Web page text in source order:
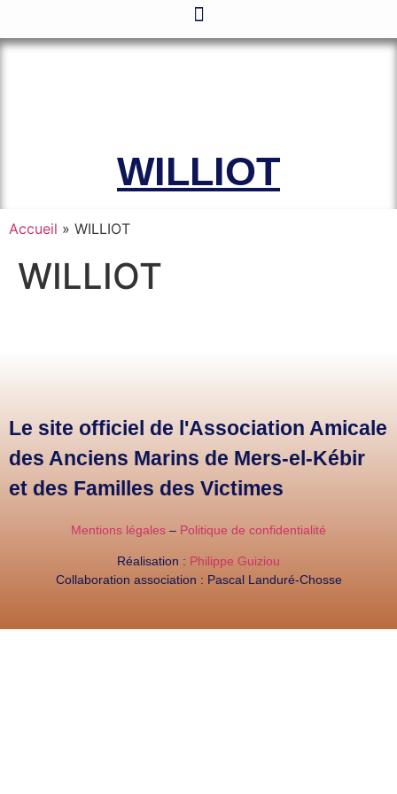
WILLIOT
Accueil » WILLIOT
WILLIOT
Le site officiel de l'Association Amicale
des Anciens Marins de Mers-el-Kébir
et des Familles des Victimes
Mentions légales – Politique de confidentialité
Réalisation : Philippe Guiziou
Collaboration association : Pascal Landuré-Chosse